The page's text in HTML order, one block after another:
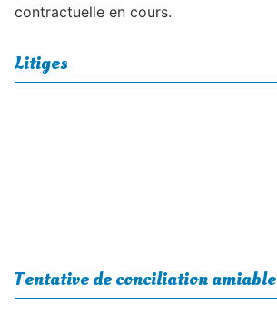
contractuelle en cours.
Litiges
Tentative de conciliation amiable